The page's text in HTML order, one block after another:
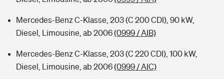
Mercedes-Benz C-Klasse, 203 (C 200 CDI), 90 kW,
Diesel, Limousine, ab 2006(0999 / AIB)
Mercedes-Benz C-Klasse, 203 (C 220 CDI), 100 kW,
Diesel, Limousine, ab 2006(0999 / AIC)